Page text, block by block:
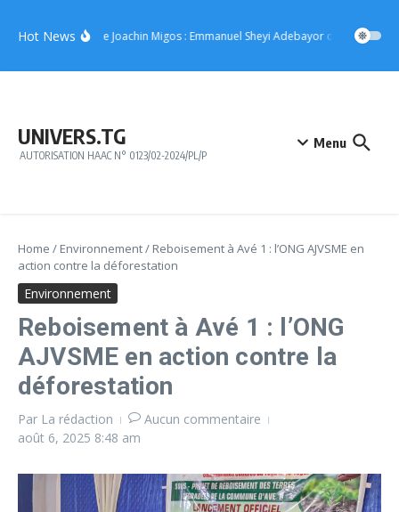
Hot NewsConcert de Joachin Migos : Emmanuel Sheyi Adebayor offre 10
UNIVERS.TG
AUTORISATION HAAC N° 0123/02-2024/PL/P
Menu
Home / Environnement/ Reboisement à Avé 1 : l’ONG AJVSME en
action contre la déforestation
Environnement
Reboisement à Avé 1 : l’ONG
AJVSME en action contre la
déforestation
Par La rédaction
Aucun commentaire
août 6, 2025 8:48 am